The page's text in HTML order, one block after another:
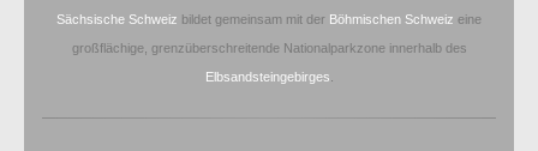
Sächsische Schweiz bildet gemeinsam mit der Böhmischen Schweiz eine
großflächige, grenzüberschreitende Nationalparkzone innerhalb des
Elbsandsteingebirges